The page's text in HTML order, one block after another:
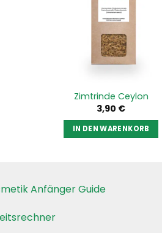
Zimtrinde Ceylon
3,90 €
IN DEN WARENKORB
Anfänger Guide